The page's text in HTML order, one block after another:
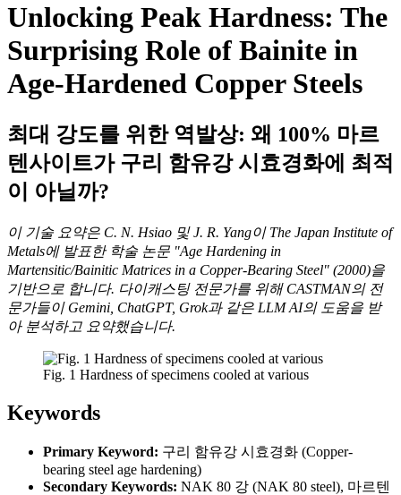
Unlocking Peak Hardness: The
Surprising Role of Bainite in
Age-Hardened Copper Steels
최대 강도를 위한 역발상: 왜 100% 마르
텐사이트가 구리 함유강 시효경화에 최적
이 아닐까?
이 기술 요약은 C. N. Hsiao 및 J. R. Yang이 The Japan Institute of
Metals에 발표한 학술 논문 "Age Hardening in
Martensitic/Bainitic Matrices in a Copper-Bearing Steel" (2000)을
기반으로 합니다. 다이캐스팅 전문가를 위해 CASTMAN의 전
문가들이 Gemini, ChatGPT, Grok과 같은 LLM AI의 도움을 받
아 분석하고 요약했습니다.
Fig. 1 Hardness of specimens cooled at various
Keywords
Primary Keyword: 구리 함유강 시효경화 (Copper-
bearing steel age hardening)
Secondary Keywords: NAK 80 강 (NAK 80 steel), 마르텐